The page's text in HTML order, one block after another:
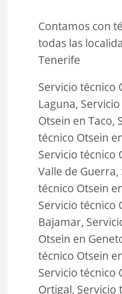
Contamos con
todas las
Tenerife
Servicio técnico
Laguna,
Otsein en Taco,
técnico Otsein
Servicio técnico
Valle de Guerra,
técnico Otsein
Servicio técnico
Bajamar,
Otsein en
técnico Otsein
Servicio técnico
Ortigal, Servicio